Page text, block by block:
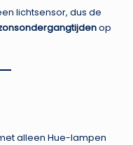
lichtsensor, dus de
op
alleen Hue-lampen